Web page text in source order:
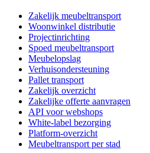
Zakelijk meubeltransport
Woonwinkel distributie
Projectinrichting
Spoed meubeltransport
Meubelopslag
Verhuisondersteuning
Pallet transport
Zakelijk overzicht
Zakelijke offerte aanvragen
API voor webshops
White-label bezorging
Platform-overzicht
Meubeltransport per stad